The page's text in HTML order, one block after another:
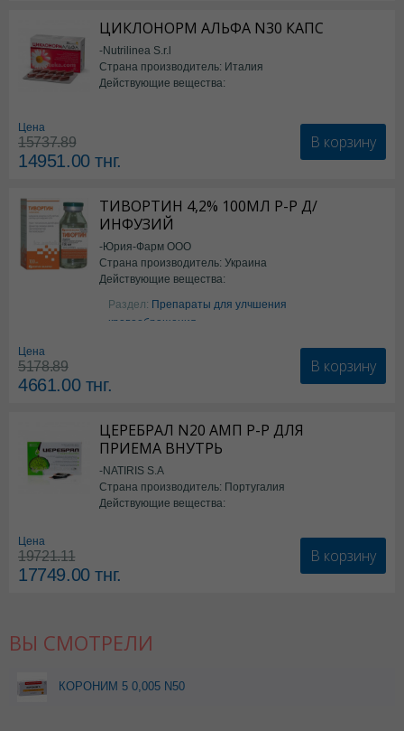
ЦИКЛОНОРМ АЛЬФА N30 КАПС
-Nutrilinea S.r.l
Страна производитель: Италия
Действующие вещества:
Цена
15737.89
14951.00тнг.
В корзину
ТИВОРТИН 4,2% 100МЛ Р-Р Д/
ИНФУЗИЙ
-Юрия-Фарм ООО
Страна производитель: Украина
Действующие вещества:
Аргинин
Раздел: Препараты для улчшения
кровообращения
Цена
5178.89
4661.00тнг.
В корзину
ЦЕРЕБРАЛ N20 АМП Р-Р ДЛЯ
ПРИЕМА ВНУТРЬ
-NATIRIS S.A
Страна производитель: Португалия
Действующие вещества:
Цена
19721.11
17749.00тнг.
В корзину
ВЫ СМОТРЕЛИ
КОРОНИМ 5 0,005 N50